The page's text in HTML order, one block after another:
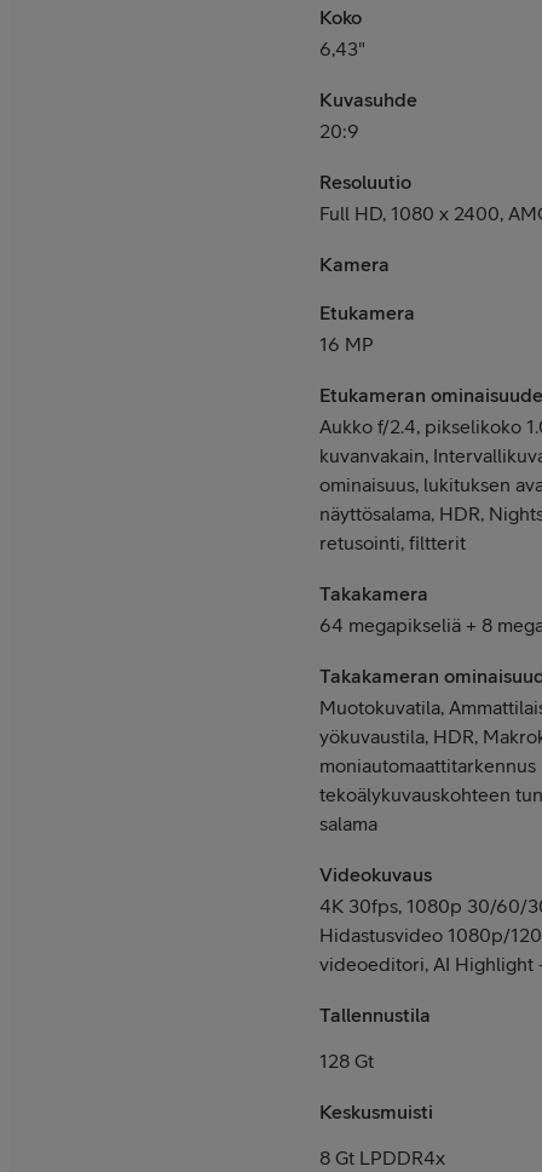
Koko
6,43"
Kuvasuhde
20:9
Resoluutio
Full HD, 1080 x 2400,
Kamera
Etukamera
16 MP
Etukameran
Aukko f/2.4, pikselikoko
kuvanvakain,
ominaisuus, lukituksen
näyttösalama, HDR,
retusointi, filtterit
Takakamera
64 megapikseliä + 8
Takakameran
Muotokuvatila,
yökuvaustila, HDR,
moniautomaattitarkennus
tekoälykuvauskohteen
salama
Videokuvaus
4K 30fps, 1080p 30/60/
Hidastusvideo 1080p/
videoeditori, AI Highlight
Tallennustila
128 Gt
Keskusmuisti
8 Gt LPDDR4x